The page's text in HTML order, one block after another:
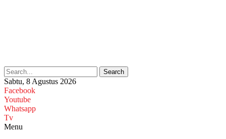
Search
Sabtu, 8 Agustus 2026
Facebook
Youtube
Whatsapp
Tv
Menu